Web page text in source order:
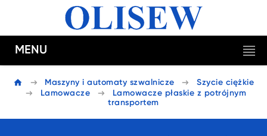
MENU
Maszyny i automaty szwalnicze
Szycie ciężkie
Lamowacze
Lamowacze płaskie z potrójnym
transportem